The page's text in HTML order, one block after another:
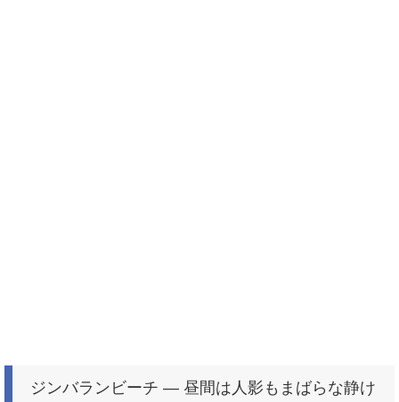
ジンバランビーチ ― 昼間は人影もまばらな静け